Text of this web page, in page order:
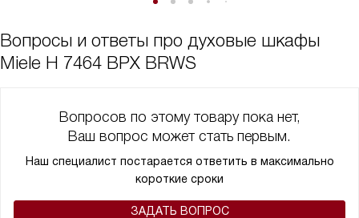
Вопросы и ответы про духовые шкафы
Miele H 7464 BPX BRWS
Вопросов по этому товару пока нет,
Ваш вопрос может стать первым.
Наш специалист постарается ответить в максимально
короткие сроки
ЗАДАТЬ ВОПРОС